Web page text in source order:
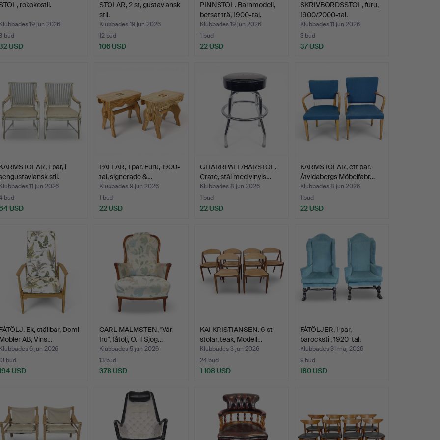
rokokostil.
19 jun 2026
bud
USD
STOLAR, 2 st, gustaviansk
stil.
Klubbades 19 jun 2026
12 bud
106 USD
PINNSTOL. Barnmodell,
betsat trä, 1900-tal.
Klubbades 19 jun 2026
1 bud
22 USD
SKRIVBORDSSTOL, furu,
1900/2000-tal.
Klubbades 11 jun 2026
3 bud
37 USD
1 par, i
stil.
11 jun 2026
bud
USD
PALLAR, 1 par. Furu, 1900-
tal, signerade &…
Klubbades 9 jun 2026
1 bud
22 USD
GITARRPALL/BARSTOL.
Crate, stål med vinyls…
Klubbades 8 jun 2026
1 bud
22 USD
KARMSTOLAR, ett par.
Åtvidabergs Möbelfabr…
Klubbades 8 jun 2026
1 bud
22 USD
Ek, ställbar, Domi
AB, Vins…
6 jun 2026
bud
USD
CARL MALMSTEN, "Vår
fru", fåtölj, O.H Sjög…
Klubbades 5 jun 2026
13 bud
378 USD
KAI KRISTIANSEN. 6 st
stolar, teak, Modell…
Klubbades 3 jun 2026
24 bud
1 108 USD
FÅTÖLJER, 1 par,
barockstil, 1920-tal.
Klubbades 31 maj 2026
9 bud
180 USD